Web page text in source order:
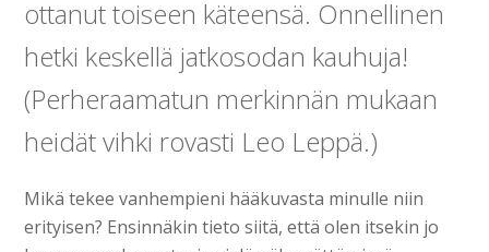
ottanut toiseen käteensä. Onnellinen
hetki keskellä jatkosodan kauhuja!
(Perheraamatun merkinnän mukaan
heidät vihki rovasti Leo Leppä.)
Mikä tekee vanhempieni hääkuvasta minulle niin
erityisen? Ensinnäkin tieto siitä, että olen itsekin jo